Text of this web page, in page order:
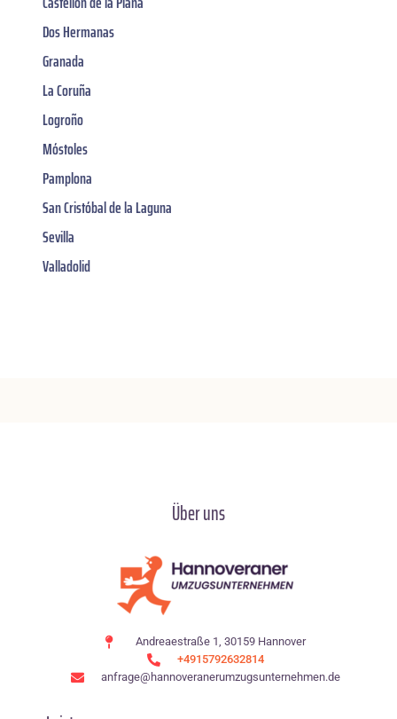
Dos Hermanas
Granada
La Coruña
Logroño
Móstoles
Pamplona
San Cristóbal de la Laguna
Sevilla
Valladolid
Über uns
Andreaestraße 1, 30159 Hannover
+4915792632814
anfrage@hannoveranerumzugsunternehmen.de